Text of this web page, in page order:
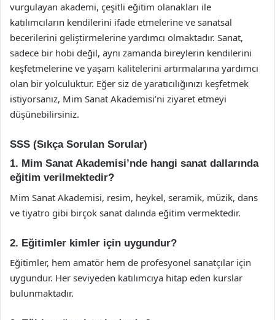
vurgulayan akademi, çeşitli eğitim olanakları ile
katılımcıların kendilerini ifade etmelerine ve sanatsal
becerilerini geliştirmelerine yardımcı olmaktadır. Sanat,
sadece bir hobi değil, aynı zamanda bireylerin kendilerini
keşfetmelerine ve yaşam kalitelerini artırmalarına yardımcı
olan bir yolculuktur. Eğer siz de yaratıcılığınızı keşfetmek
istiyorsanız, Mim Sanat Akademisi’ni ziyaret etmeyi
düşünebilirsiniz.
SSS (Sıkça Sorulan Sorular)
1. Mim Sanat Akademisi’nde hangi sanat dallarında
eğitim verilmektedir?
Mim Sanat Akademisi, resim, heykel, seramik, müzik, dans
ve tiyatro gibi birçok sanat dalında eğitim vermektedir.
2. Eğitimler kimler için uygundur?
Eğitimler, hem amatör hem de profesyonel sanatçılar için
uygundur. Her seviyeden katılımcıya hitap eden kurslar
bulunmaktadır.